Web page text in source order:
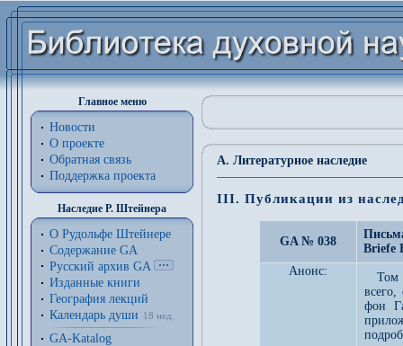
Главное меню
Новости
О проекте
Обратная связь
Поддержка проекта
Наследие Р. Штейнера
О Рудольфе Штейнере
Содержание GA
Русский архив GA
Изданные книги
География лекций
Календарь души
18 нед.
GA-Katalog
A. Литературное наследие
III. Публикации из
GA № 038
Briefe
Анонс:
Том
фон